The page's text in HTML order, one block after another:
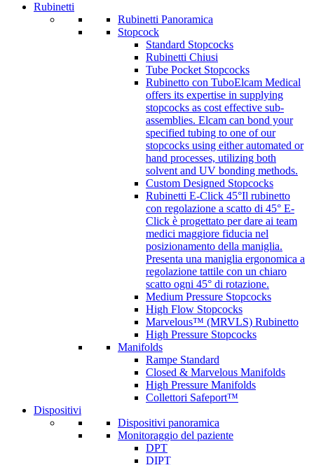
Rubinetti
Rubinetti Panoramica
Stopcock
Standard Stopcocks
Rubinetti Chiusi
Tube Pocket Stopcocks
Rubinetto con TuboElcam Medical
offers its expertise in supplying
stopcocks as cost effective sub-
assemblies. Elcam can bond your
specified tubing to one of our
stopcocks using either automated or
hand processes, utilizing both
solvent and UV bonding methods.
Custom Designed Stopcocks
Rubinetti E-Click 45°Il rubinetto
con regolazione a scatto di 45° E-
Click è progettato per dare ai team
medici maggiore fiducia nel
posizionamento della maniglia.
Presenta una maniglia ergonomica a
regolazione tattile con un chiaro
scatto ogni 45° di rotazione.
Medium Pressure Stopcocks
High Flow Stopcocks
Marvelous™ (MRVLS) Rubinetto
High Pressure Stopcocks
Manifolds
Rampe Standard
Closed & Marvelous Manifolds
High Pressure Manifolds
Collettori Safeport™
Dispositivi
Dispositivi panoramica
Monitoraggio del paziente
DPT
DIPT